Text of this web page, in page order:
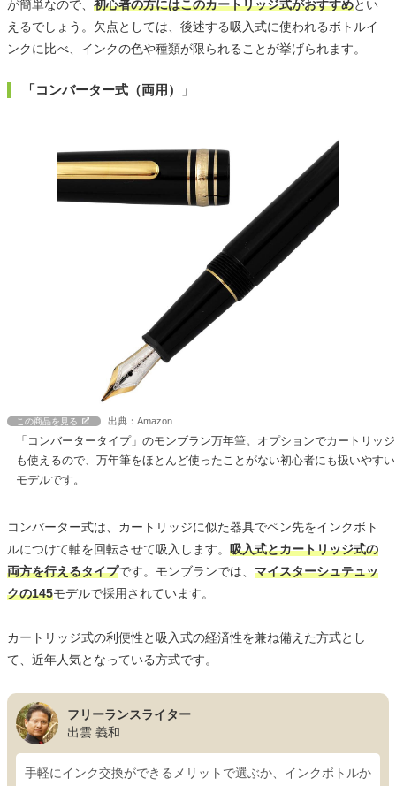
が簡単なので、 初心者の方にはこのカートリッジ式がおすすめとい
えるでしょう。欠点としては、後述する吸入式に使われるボトルイ
ンクに比べ、インクの色や種類が限られることが挙げられます。
「コンバーター式（両用）」
この商品を見る 出典：Amazon
「コンバータータイプ」のモンブラン万年筆。オプションでカートリッジ
も使えるので、万年筆をほとんど使ったことがない初心者にも扱いやすい
モデルです。
コンバーター式は、カートリッジに似た器具でペン先をインクボト
ルにつけて軸を回転させて吸入します。 吸入式とカートリッジ式の
両方を行えるタイプです。モンブランでは、 マイスターシュテュッ
クの145モデルで採用されています。
カートリッジ式の利便性と吸入式の経済性を兼ね備えた方式とし
て、近年人気となっている方式です。
フリーランスライター
出雲 義和
手軽にインク交換ができるメリットで選ぶか、インクボトルか